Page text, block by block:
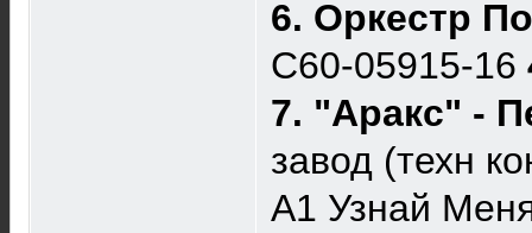
6. Оркестр
С60-05915-16
7. "Аракс" -
завод (техн
A1 Узнай